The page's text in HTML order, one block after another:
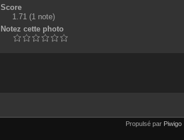
Score
1.71 (1 note)
Notez cette photo
Propulsé par Piwigo